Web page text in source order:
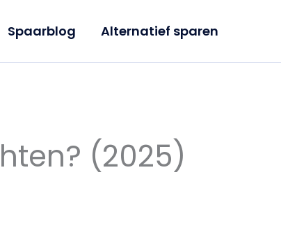
Spaarblog Alternatief sparen
(2025)